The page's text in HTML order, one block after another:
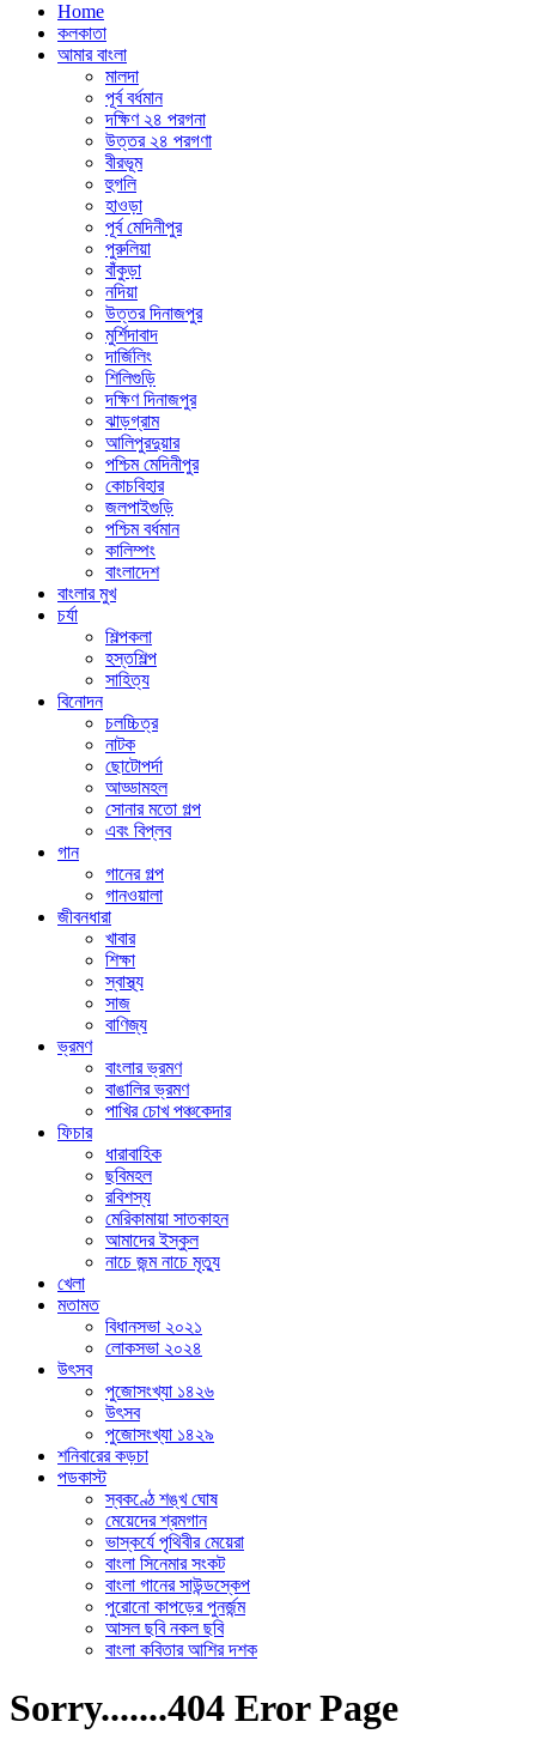
Home
কলকাতা
আমার বাংলা
মালদা
পূর্ব বর্ধমান
দক্ষিণ ২৪ পরগনা
উত্তর ২৪ পরগণা
বীরভূম
হুগলি
হাওড়া
পূর্ব মেদিনীপুর
পুরুলিয়া
বাঁকুড়া
নদিয়া
উত্তর দিনাজপুর
মুর্শিদাবাদ
দার্জিলিং
শিলিগুড়ি
দক্ষিণ দিনাজপুর
ঝাড়গ্রাম
আলিপুরদুয়ার
পশ্চিম মেদিনীপুর
কোচবিহার
জলপাইগুড়ি
পশ্চিম বর্ধমান
কালিম্পং
বাংলাদেশ
বাংলার মুখ
চর্যা
শিল্পকলা
হস্তশিল্প
সাহিত্য
বিনোদন
চলচ্চিত্র
নাটক
ছোটোপর্দা
আড্ডামহল
সোনার মতো গল্প
এবং বিপ্লব
গান
গানের গল্প
গানওয়ালা
জীবনধারা
খাবার
শিক্ষা
স্বাস্থ্য
সাজ
বাণিজ্য
ভ্রমণ
বাংলার ভ্রমণ
বাঙালির ভ্রমণ
পাখির চোখ পঞ্চকেদার
ফিচার
ধারাবাহিক
ছবিমহল
রবিশস্য
মেরিকামায়া সাতকাহন
আমাদের ইস্কুল
নাচে জন্ম নাচে মৃত্যু
খেলা
মতামত
বিধানসভা ২০২১
লোকসভা ২০২৪
উৎসব
পুজোসংখ্যা ১৪২৬
উৎসব
পুজোসংখ্যা ১৪২৯
শনিবারের কড়চা
পডকাস্ট
স্বকণ্ঠে শঙ্খ ঘোষ
মেয়েদের শ্রমগান
ভাস্কর্যে পৃথিবীর মেয়েরা
বাংলা সিনেমার সংকট
বাংলা গানের সাউন্ডস্কেপ
পুরোনো কাপড়ের পুনর্জন্ম
আসল ছবি নকল ছবি
বাংলা কবিতার আশির দশক
Sorry.......404 Eror Page